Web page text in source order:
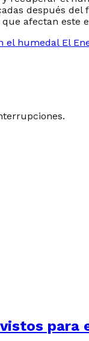
después
afectan este
el humedal El